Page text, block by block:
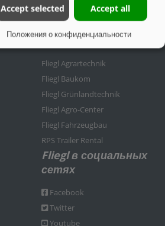
Fliegl
Fliegl Agrartechnik
Fliegl Baukom
Fliegl Grünlandtechnik
Fliegl Agro-Center
Fliegl Fahrzeugbau
RPS Trailer Rental
Fliegl в социальных
сетях
Facebook
Twitter
Youtube
Accept selected Accept all
Положения о конфиденциальности